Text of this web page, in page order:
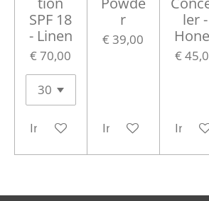
SPF 18
- Linen
€ 70,00
In winkelwagen
r
€ 39,00
In winkelwagen
ler -
€
In